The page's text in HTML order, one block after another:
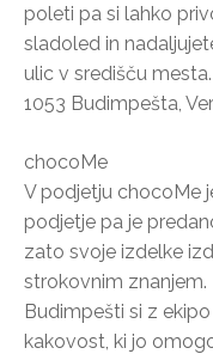
poleti pa si lahko
sladoled in
ulic v središču mesta.
1053 Budimpešta,
chocoMe
V podjetju chocoMe
podjetje pa je
zato svoje izdelke
strokovnim znanjem.
Budimpešti si z
kakovost, ki jo